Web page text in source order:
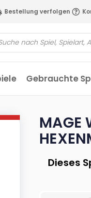
Bestellung verfolgen
Gebrauchte
MAGE
Dieses